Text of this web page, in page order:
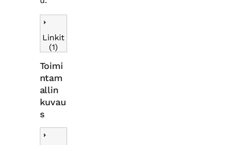
Linkit
(1)
Toimi
ntam
allin
kuvau
s